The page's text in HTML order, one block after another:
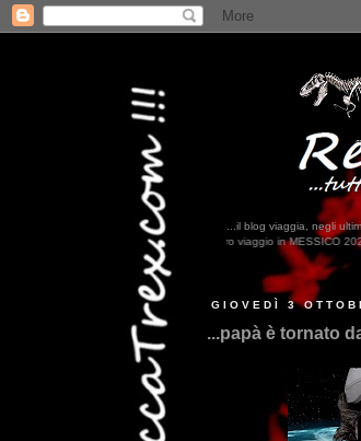
...il blog viaggia, negli
il nostro viaggio in MESSICO 2023...
clikka qui !!!
GIOVEDÌ 3
...papà è tornato